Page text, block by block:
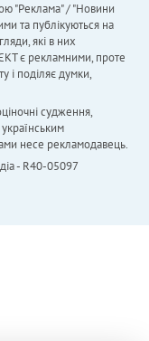
"Реклама" / "Новини
та публікуються на
які в них
є рекламними, проте
і поділяє думки,
судження,
несе рекламодавець.
- R40-05097